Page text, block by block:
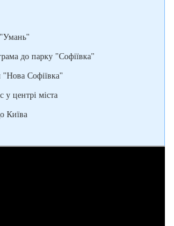
"Умань"
до парку "Софіївка"
"Нова Софіївка"
у центрі міста
Київа